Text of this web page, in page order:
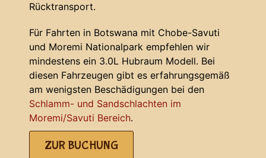
Rücktransport.
Für Fahrten in Botswana mit Chobe-Savuti
und Moremi Nationalpark empfehlen wir
mindestens ein 3.0L Hubraum Modell. Bei
diesen Fahrzeugen gibt es erfahrungsgemäß
am wenigsten Beschädigungen bei den
Schlamm- und Sandschlachten im
Moremi/Savuti Bereich.
ZUR BUCHUNG